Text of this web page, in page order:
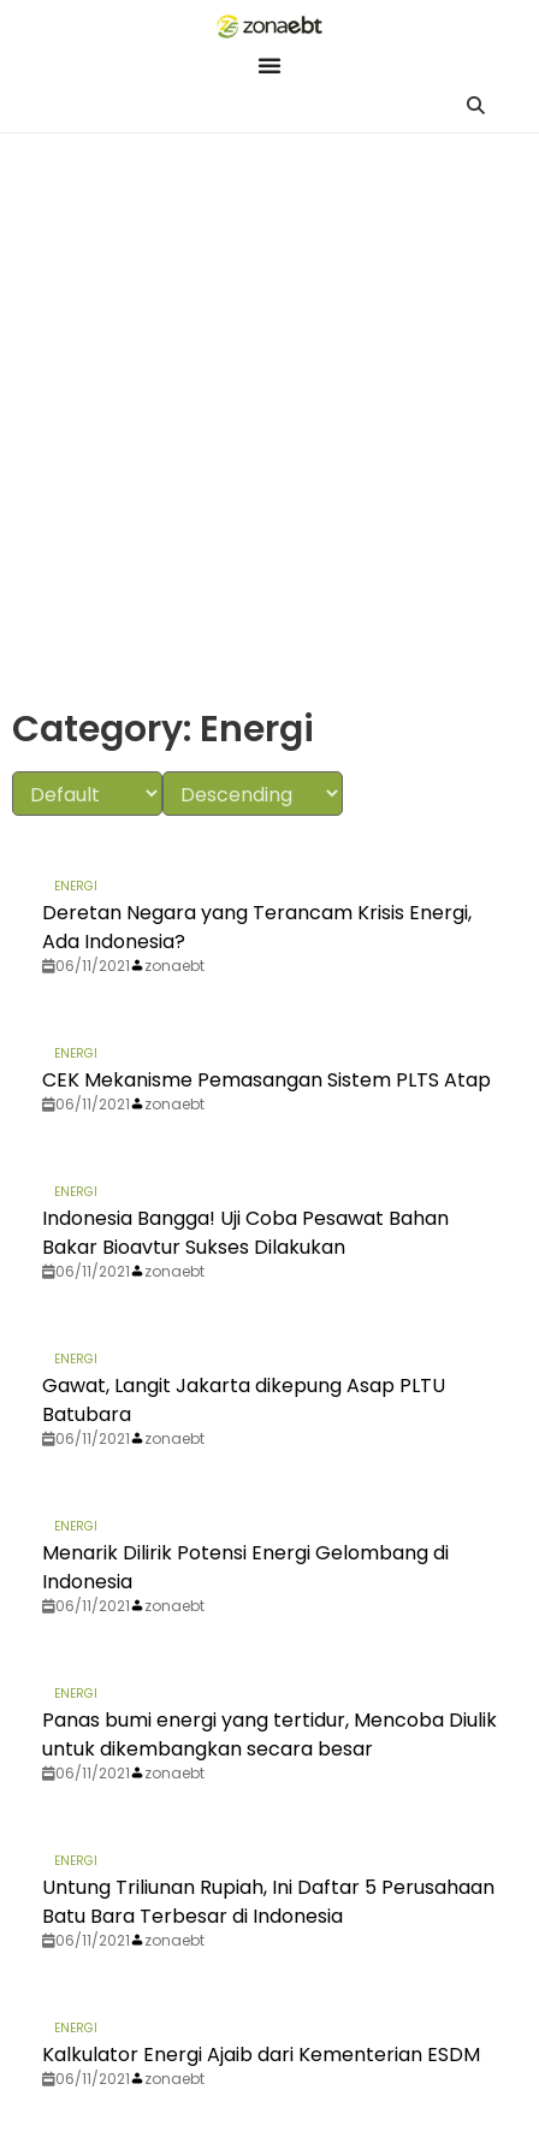
Category: Energi
ENERGI
Deretan Negara yang Terancam Krisis Energi,
Ada Indonesia?
06/11/2021 zonaebt
ENERGI
CEK Mekanisme Pemasangan Sistem PLTS Atap
06/11/2021 zonaebt
ENERGI
Indonesia Bangga! Uji Coba Pesawat Bahan
Bakar Bioavtur Sukses Dilakukan
06/11/2021 zonaebt
ENERGI
Gawat, Langit Jakarta dikepung Asap PLTU
Batubara
06/11/2021 zonaebt
ENERGI
Menarik Dilirik Potensi Energi Gelombang di
Indonesia
06/11/2021 zonaebt
ENERGI
Panas bumi energi yang tertidur, Mencoba Diulik
untuk dikembangkan secara besar
06/11/2021 zonaebt
ENERGI
Untung Triliunan Rupiah, Ini Daftar 5 Perusahaan
Batu Bara Terbesar di Indonesia
06/11/2021 zonaebt
ENERGI
Kalkulator Energi Ajaib dari Kementerian ESDM
06/11/2021 zonaebt